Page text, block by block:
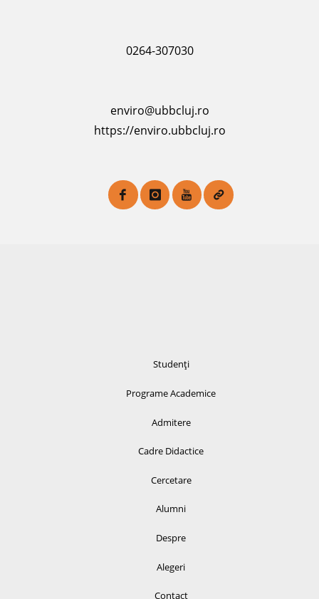
0264-307030
enviro@ubbcluj.ro
https://enviro.ubbcluj.ro
Studenți
Programe Academice
Admitere
Cadre Didactice
Cercetare
Alumni
Despre
Alegeri
Contact